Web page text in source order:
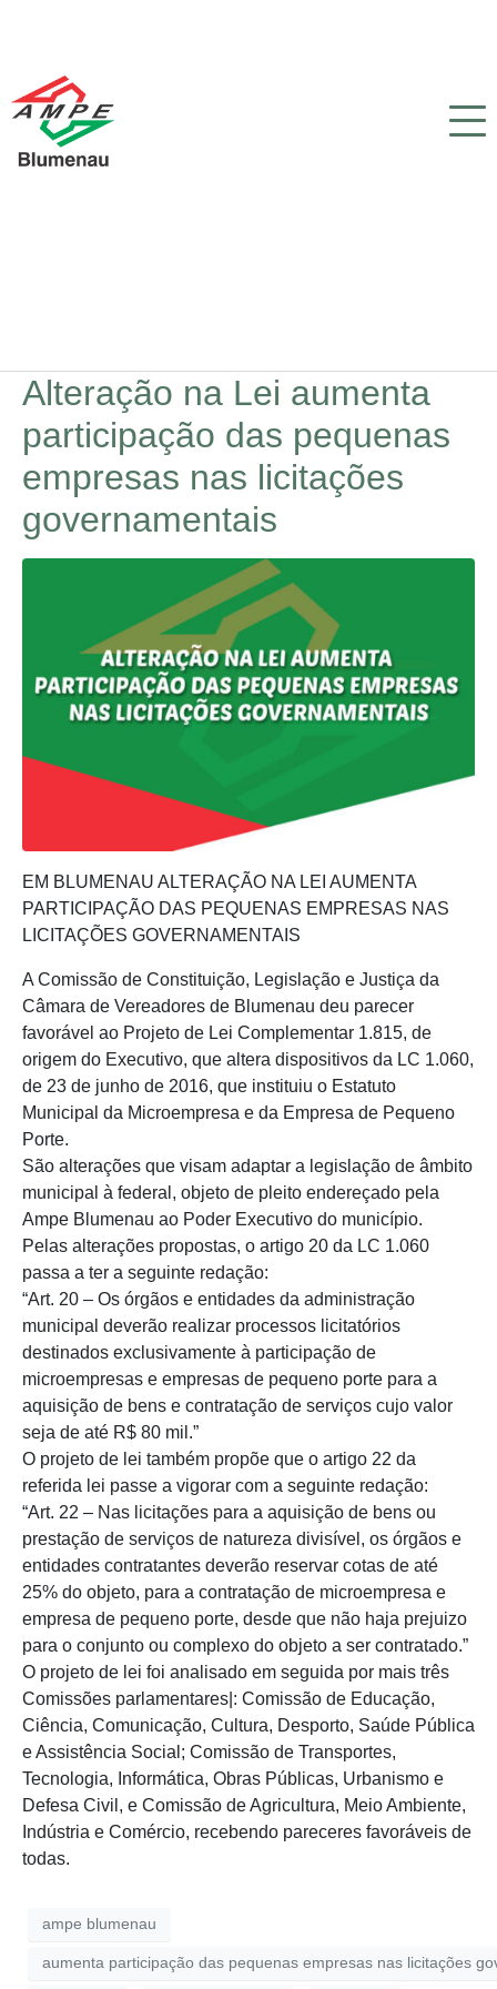
Alteração na Lei aumenta
participação das pequenas
empresas nas licitações
governamentais
EM BLUMENAU ALTERAÇÃO NA LEI AUMENTA
PARTICIPAÇÃO DAS PEQUENAS EMPRESAS NAS
LICITAÇÕES GOVERNAMENTAIS
A Comissão de Constituição, Legislação e Justiça da
Câmara de Vereadores de Blumenau deu parecer
favorável ao Projeto de Lei Complementar 1.815, de
origem do Executivo, que altera dispositivos da LC 1.060,
de 23 de junho de 2016, que instituiu o Estatuto
Municipal da Microempresa e da Empresa de Pequeno
Porte.
São alterações que visam adaptar a legislação de âmbito
municipal à federal, objeto de pleito endereçado pela
Ampe Blumenau ao Poder Executivo do município.
Pelas alterações propostas, o artigo 20 da LC 1.060
passa a ter a seguinte redação:
“Art. 20 – Os órgãos e entidades da administração
municipal deverão realizar processos licitatórios
destinados exclusivamente à participação de
microempresas e empresas de pequeno porte para a
aquisição de bens e contratação de serviços cujo valor
seja de até R$ 80 mil.”
O projeto de lei também propõe que o artigo 22 da
referida lei passe a vigorar com a seguinte redação:
“Art. 22 – Nas licitações para a aquisição de bens ou
prestação de serviços de natureza divisível, os órgãos e
entidades contratantes deverão reservar cotas de até
25% do objeto, para a contratação de microempresa e
empresa de pequeno porte, desde que não haja prejuizo
para o conjunto ou complexo do objeto a ser contratado.”
O projeto de lei foi analisado em seguida por mais três
Comissões parlamentares|: Comissão de Educação,
Ciência, Comunicação, Cultura, Desporto, Saúde Pública
e Assistência Social; Comissão de Transportes,
Tecnologia, Informática, Obras Públicas, Urbanismo e
Defesa Civil, e Comissão de Agricultura, Meio Ambiente,
Indústria e Comércio, recebendo pareceres favoráveis de
todas.
ampe blumenau
aumenta participação das pequenas empresas nas licitações